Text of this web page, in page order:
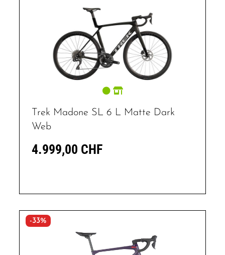
Trek Madone SL 6 L Matte Dark
Web
4.999,00 CHF
-33%